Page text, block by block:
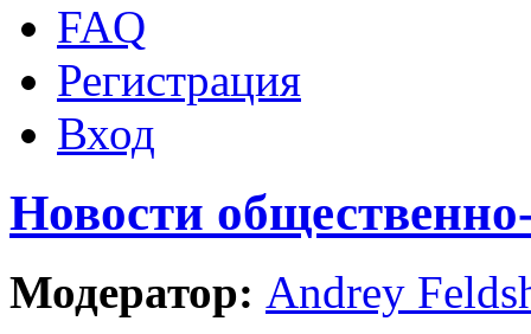
FAQ
Регистрация
Вход
Новости
Модератор: Andrey